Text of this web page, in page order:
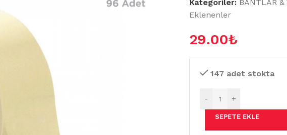
Kategoriler: BANTLAR &
Eklenenler
29.00₺
147 adet stokta
- +
SEPETE EKLE